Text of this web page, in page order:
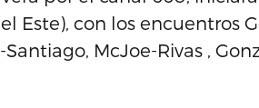
Este), con los encuentros
McJoe-Rivas ,